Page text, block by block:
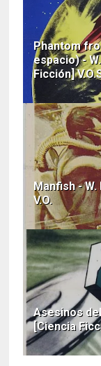
Phantom
espacio) -
Ficción]
Manfish -
V.O.
Asesinos
[Ciencia